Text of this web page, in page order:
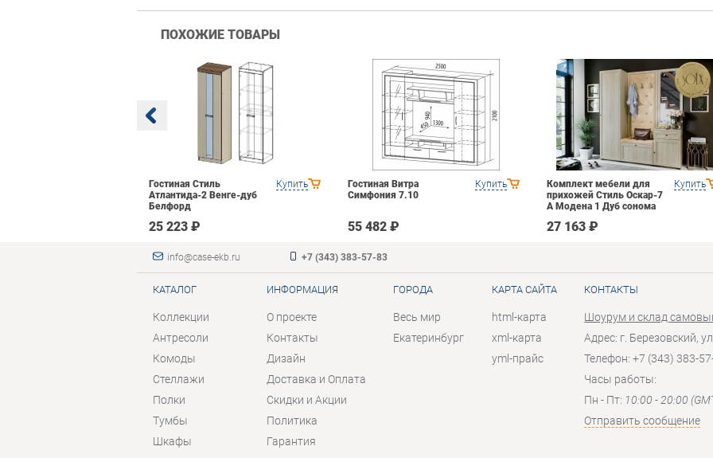
ПОХОЖИЕ ТОВАРЫ
Купить
Гостиная Стиль
Атлантида-2 Венге-дуб
Белфорд
25 223 ₽
Купить
Гостиная Витра
Симфония 7.10
55 482 ₽
Купить
Комплект мебели для
прихожей Стиль Оскар-7
А Модена 1 Дуб сонома
27 163 ₽
info@case-ekb.ru +7 (343) 383-57-83
КАТАЛОГ
Коллекции
Антресоли
Комоды
Стеллажи
Полки
Тумбы
Шкафы
ИНФОРМАЦИЯ
О проекте
Контакты
Дизайн
Доставка и Оплата
Скидки и Акции
Политика
Гарантия
ГОРОДА
Весь мир
Екатеринбург
КАРТА САЙТА
html-карта
xml-карта
yml-прайс
КОНТАКТЫ
Шоурум и склад
Адрес: г. Березовский,
Телефон: +7 (343) 383-
Часы работы:
Пн - Пт: 10:00 - 20:00
Отправить сообщение